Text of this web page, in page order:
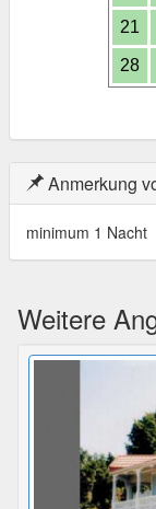
21
28
Anmerkung
minimum 1 Nacht
Weitere